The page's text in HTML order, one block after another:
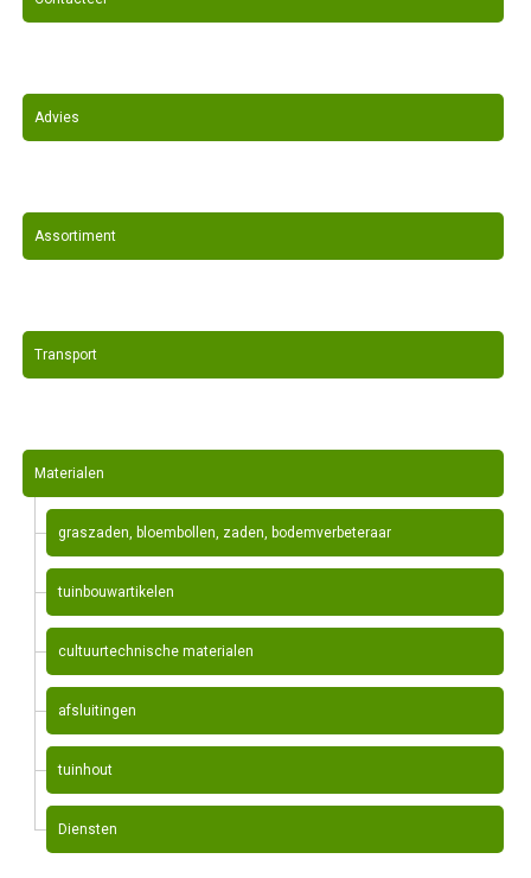
Advies
Assortiment
Transport
Materialen
graszaden, bloembollen, zaden, bodemverbeteraar
tuinbouwartikelen
cultuurtechnische materialen
afsluitingen
tuinhout
Diensten